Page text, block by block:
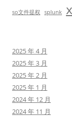
so文件提权 splunk
2025 年 4 月
2025 年 3 月
2025 年 2 月
2025 年 1 月
2024 年 12 月
2024 年 11 月